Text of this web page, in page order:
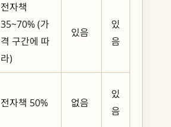
전자책
35~70% (가
격 구간에 따
라)
있음
있
음
전자책 50% 없음
있
음